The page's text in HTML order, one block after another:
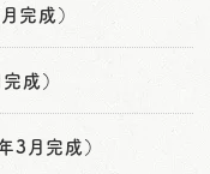
完成）
成）
3月完成）